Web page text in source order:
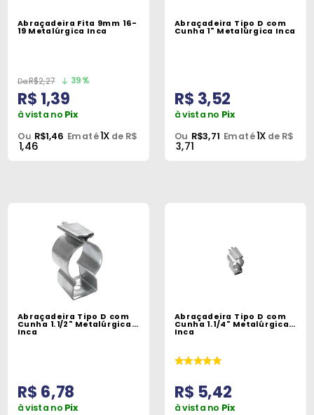
Abraçadeira Fita 9mm 16-
19 Metalúrgica Inca
R$2,27 39%
R$ 1,39
à vista no Pix
Ou R$1,46 Em até1X de R$
1,46
Abraçadeira Tipo D com
Cunha 1" Metalúrgica Inca
R$ 3,52
à vista no Pix
Ou R$3,71 Em até1X de R$
3,71
Abraçadeira Tipo D com
Cunha 1.1/2" Metalúrgica
Inca
R$ 6,78
à vista no Pix
Abraçadeira Tipo D com
Cunha 1.1/4" Metalúrgica
Inca
R$ 5,42
à vista no Pix